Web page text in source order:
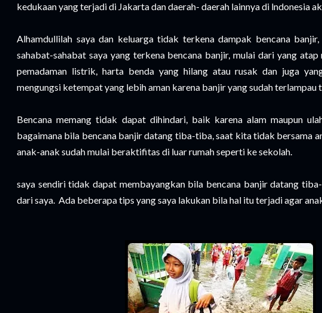
kedukaan yang terjadi di Jakarta dan daerah- daerah lainnya di lndonesia
Alhamdullilah saya dan keluarga tidak terkena dampak bencana
sahabat-sahabat saya yang terkena bencana banjir, mulai dari yang atap
pemadaman listrik, harta benda yang hilang atau rusak dan juga
mengungsi ketempat yang lebih aman karena banjir yang sudah terlampau
Bencana memang tidak dapat dihindari, baik karena alam maupun
bagaimana bila bencana banjir datang tiba-tiba, saat kita tidak bersama
anak-anak sudah mulai beraktifitas di luar rumah seperti ke sekolah.
saya sendiri tidak dapat membayangkan bila bencana banjir datang
dari saya. Ada beberapa tips yang saya lakukan bila hal itu terjadi agar